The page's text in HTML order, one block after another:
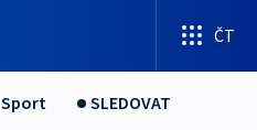
ČT
Sport SLEDOVAT